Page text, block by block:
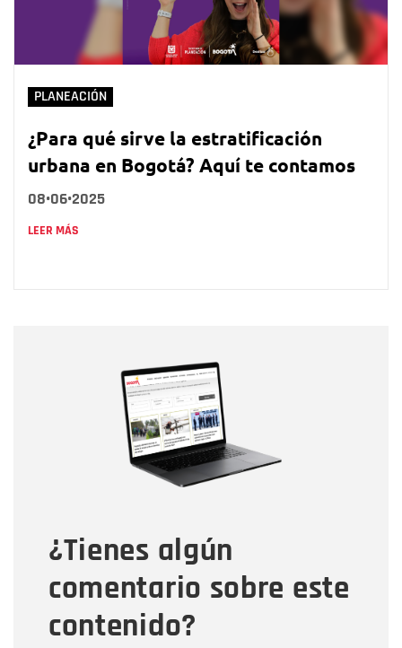
PLANEACIÓN
¿Para qué sirve la estratificación
urbana en Bogotá? Aquí te contamos
08•06•2025
LEER MÁS
¿Tienes algún
comentario sobre este
contenido?
Correo electrónico
Tipo de comentario
Mensaje